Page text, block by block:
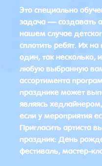
Это специально
задача — создавать
нашем случае
сплотить ребят. Их
один, так несколько,
любую выбранную
ассортимента
празднике может
являясь
если у мероприятия
Пригласить артиста
праздник: День
фестиваль, мастер-